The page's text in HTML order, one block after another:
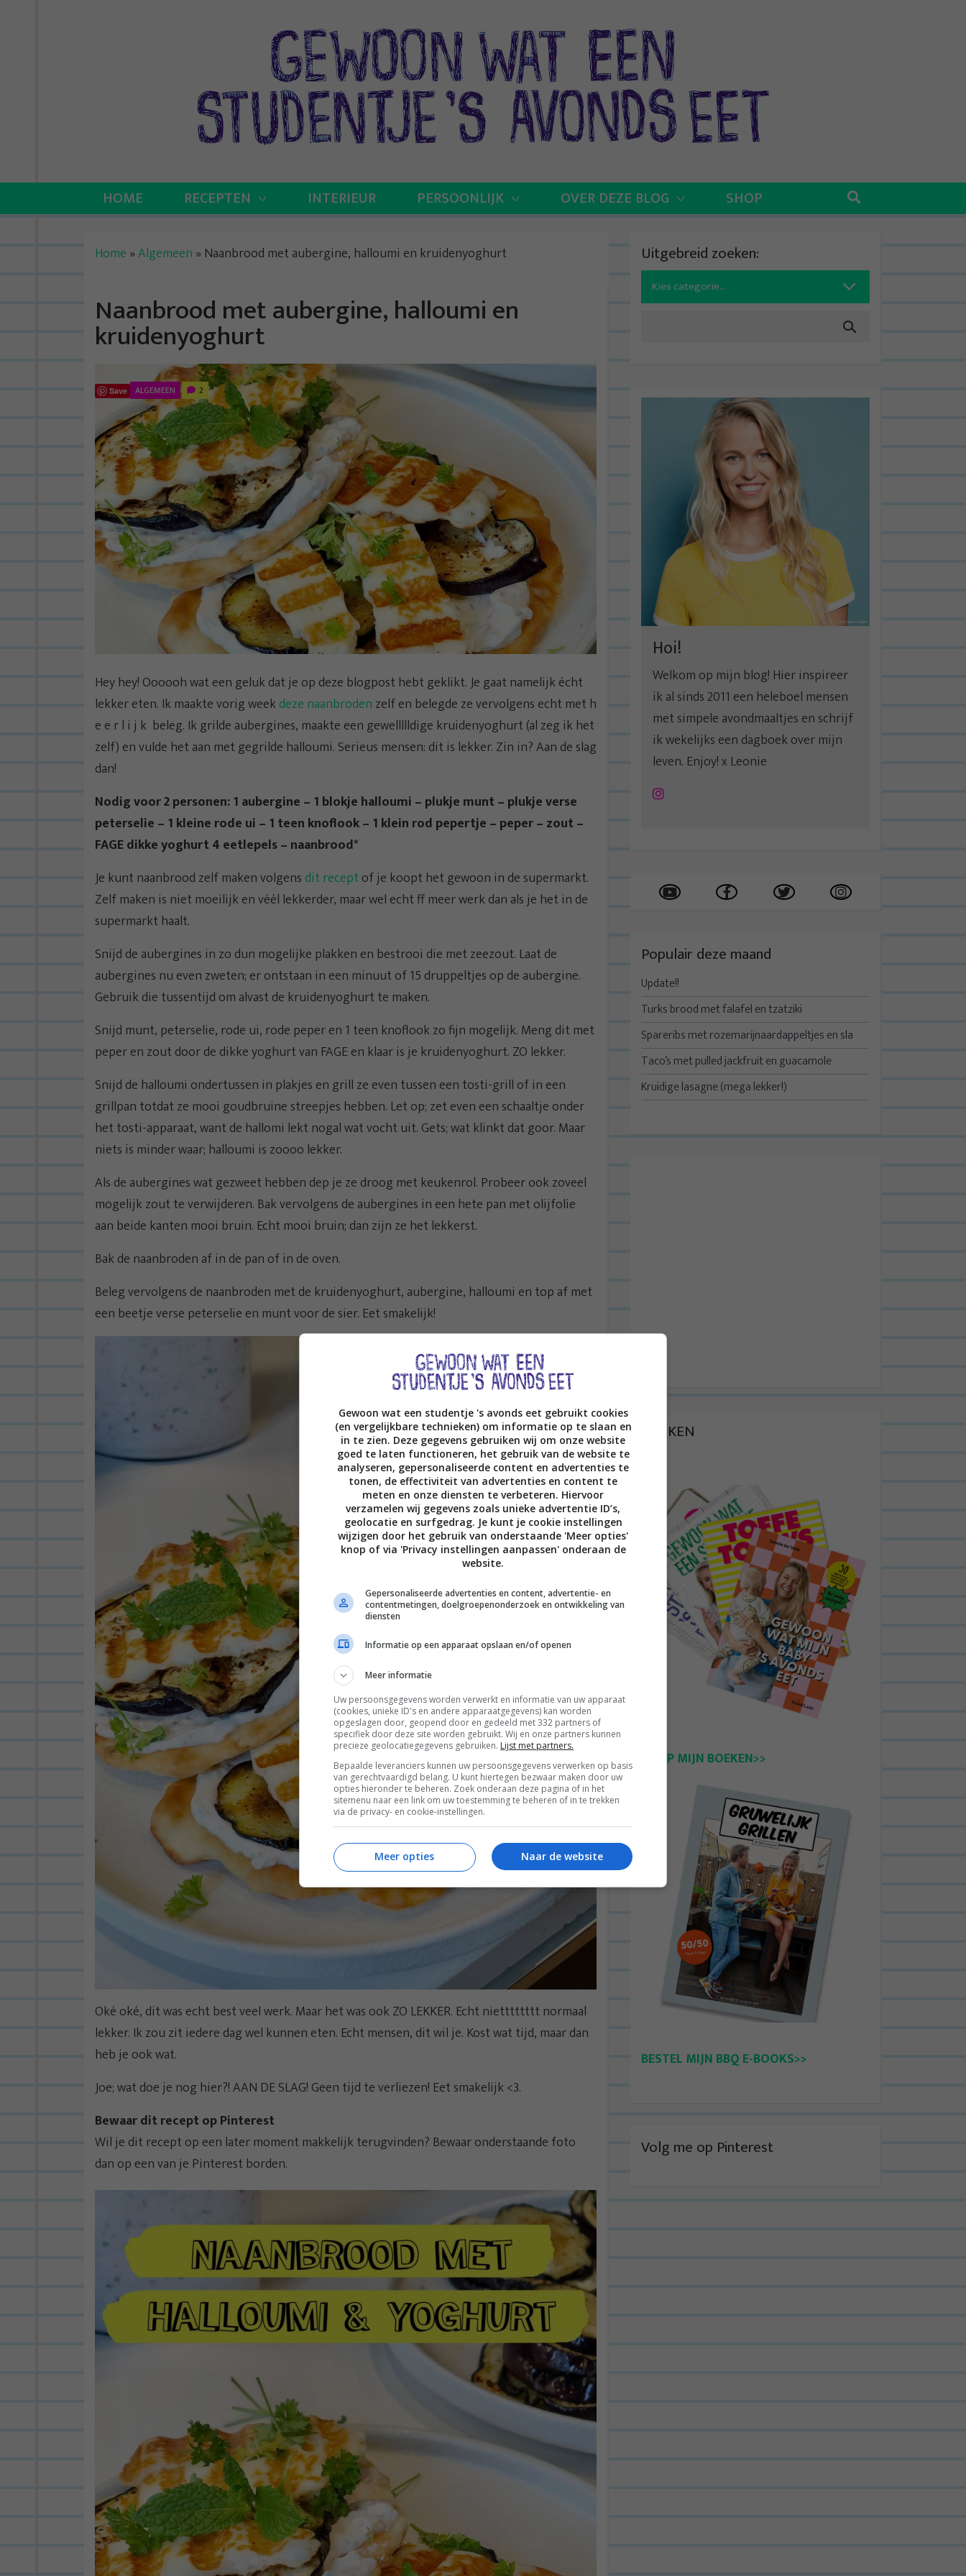
HOME RECEPTEN INTERIEUR PERSOONLIJK OVER DEZE BLOG SHOP
Home »Algemeen » Naanbrood met aubergine, halloumi en kruidenyoghurt
Naanbrood met aubergine, halloumi en
kruidenyoghurt
Save ALGEMEEN 2
Hey hey! Oooooh wat een geluk dat je op deze blogpost hebt geklikt. Je gaat namelijk écht
lekker eten. Ik maakte vorig week deze naanbroden zelf en belegde ze vervolgens echt met h
e e r l i j k beleg. Ik grilde aubergines, maakte een gewellllldige kruidenyoghurt (al zeg ik het
zelf) en vulde het aan met gegrilde halloumi. Serieus mensen: dit is lekker. Zin in? Aan de slag
dan!
Nodig voor 2 personen: 1 aubergine – 1 blokje halloumi – plukje munt – plukje verse
peterselie – 1 kleine rode ui – 1 teen knoflook – 1 klein rod pepertje – peper – zout –
FAGE dikke yoghurt 4 eetlepels – naanbrood*
Je kunt naanbrood zelf maken volgens dit receptof je koopt het gewoon in de supermarkt.
Zelf maken is niet moeilijk en véél lekkerder, maar wel echt ff meer werk dan als je het in de
supermarkt haalt.
Snijd de aubergines in zo dun mogelijke plakken en bestrooi die met zeezout. Laat de
aubergines nu even zweten; er ontstaan in een minuut of 15 druppeltjes op de aubergine.
Gebruik die tussentijd om alvast de kruidenyoghurt te maken.
Snijd munt, peterselie, rode ui, rode peper en 1 teen knoflook zo fijn mogelijk. Meng dit met
peper en zout door de dikke yoghurt van FAGE en klaar is je kruidenyoghurt. ZO lekker.
Snijd de halloumi ondertussen in plakjes en grill ze even tussen een tosti-grill of in een
grillpan totdat ze mooi goudbruine streepjes hebben. Let op; zet even een schaaltje onder
het tosti-apparaat, want de hallomi lekt nogal wat vocht uit. Gets; wat klinkt dat goor. Maar
niets is minder waar; halloumi is zoooo lekker.
Als de aubergines wat gezweet hebben dep je ze droog met keukenrol. Probeer ook zoveel
mogelijk zout te verwijderen. Bak vervolgens de aubergines in een hete pan met olijfolie
aan beide kanten mooi bruin. Echt mooi bruin; dan zijn ze het lekkerst.
Bak de naanbroden af in de pan of in de oven.
Beleg vervolgens de naanbroden met de kruidenyoghurt, aubergine, halloumi en top af met
een beetje verse peterselie en munt voor de sier. Eet smakelijk!
Oké oké, dit was echt best veel werk. Maar het was ook ZO LEKKER. Echt nietttttttt normaal
lekker. Ik zou zit iedere dag wel kunnen eten. Echt mensen, dit wil je. Kost wat tijd, maar dan
heb je ook wat.
Joe; wat doe je nog hier?! AAN DE SLAG! Geen tijd te verliezen! Eet smakelijk <3.
Bewaar dit recept op Pinterest
Wil je dit recept op een later moment makkelijk terugvinden? Bewaar onderstaande foto
dan op een van je Pinterest borden.
Uitgebreid zoeken:
Search
for:
Hoi!
Welkom op mijn blog! Hier inspireer
ik al sinds 2011 een heleboel mensen
met simpele avondmaaltjes en schrijf
ik wekelijks een dagboek over mijn
leven. Enjoy! x Leonie
Instagram
Populair deze maand
Update!!
Turks brood met falafel en tzatziki
Spareribs met rozemarijnaardappeltjes en sla
Taco’s met pulled jackfruit en guacamole
Kruidige lasagne (mega lekker!)
BOEKEN
KOOP MIJN BOEKEN>>
BESTEL MIJN BBQ E-BOOKS>>
Volg me op Pinterest
Gewoon wat een studentje 's avonds eet gebruikt cookies
(en vergelijkbare technieken) om informatie op te slaan en
in te zien. Deze gegevens gebruiken wij om onze website
goed te laten functioneren, het gebruik van de website te
analyseren, gepersonaliseerde content en advertenties te
tonen, de effectiviteit van advertenties en content te
meten en onze diensten te verbeteren. Hiervoor
verzamelen wij gegevens zoals unieke advertentie ID’s,
geolocatie en surfgedrag. Je kunt je cookie instellingen
wijzigen door het gebruik van onderstaande 'Meer opties'
knop of via 'Privacy instellingen aanpassen' onderaan de
website.
Gepersonaliseerde advertenties en content, advertentie- en
contentmetingen, doelgroepenonderzoek en ontwikkeling van
diensten
Informatie op een apparaat opslaan en/of openen
Meer informatie
Uw persoonsgegevens worden verwerkt en informatie van uw apparaat
(cookies, unieke ID's en andere apparaatgegevens) kan worden
opgeslagen door, geopend door en gedeeld met 332 partners of
specifiek door deze site worden gebruikt. Wij en onze partners kunnen
precieze geolocatiegegevens gebruiken. Lijst met partners.
Bepaalde leveranciers kunnen uw persoonsgegevens verwerken op basis
van gerechtvaardigd belang. U kunt hiertegen bezwaar maken door uw
opties hieronder te beheren. Zoek onderaan deze pagina of in het
sitemenu naar een link om uw toestemming te beheren of in te trekken
via de privacy- en cookie-instellingen.
Naar de website
Meer opties